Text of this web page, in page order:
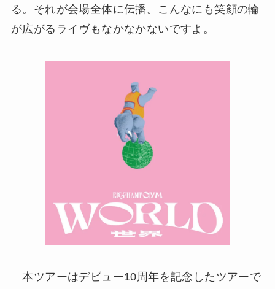
る。それが会場全体に伝播。こんなにも笑顔の輪
が広がるライヴもなかなかないですよ。
本ツアーはデビュー10周年を記念したツアーで